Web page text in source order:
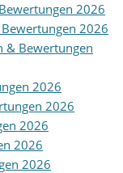
2026
2026
& Bewertungen
2026
2026
2026
2026
2026